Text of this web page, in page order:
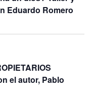
Eduardo Romero
el autor, Pablo